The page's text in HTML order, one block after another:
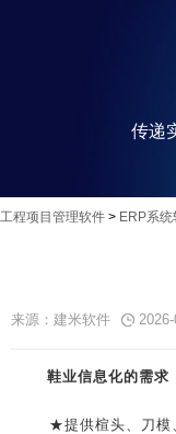
传递
工程项目管理软件 > ERP系统
来源：建米软件
鞋业信息化的需求
★提供楦头、刀模、